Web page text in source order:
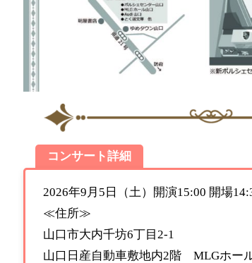
コンサート詳細
2026年9月5日（土）開演15:00 開場
≪住所≫
山口市大内千坊6丁目2-1
山口日産自動車敷地内2階 MLGホー